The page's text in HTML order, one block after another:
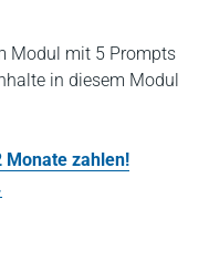
Modul mit 5 Prompts
in diesem Modul
Monate zahlen!